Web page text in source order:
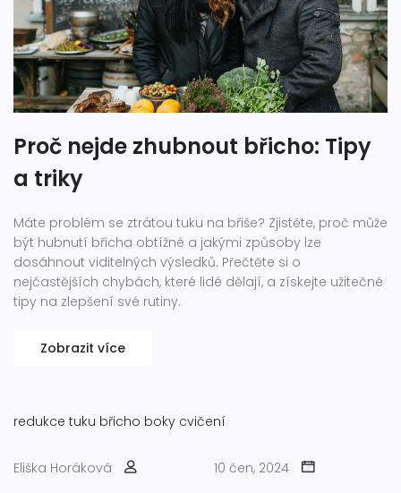
Proč nejde zhubnout břicho: Tipy
a triky
Máte problém se ztrátou tuku na břiše? Zjistěte, proč může
být hubnutí břicha obtížné a jakými způsoby lze
dosáhnout viditelných výsledků. Přečtěte si o
nejčastějších chybách, které lidé dělají, a získejte užitečné
tipy na zlepšení své rutiny.
Zobrazit více
redukce tuku břicho boky cvičení
Eliška Horáková 10 čen, 2024